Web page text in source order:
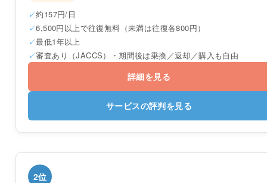
約157円/日
6,500円以上で往復無料（未満は往復各800円）
最低1年以上
審査あり（JACCS）・期間後は乗換／返却／購入も自由
詳細を見る
サービスの評判を見る
2位